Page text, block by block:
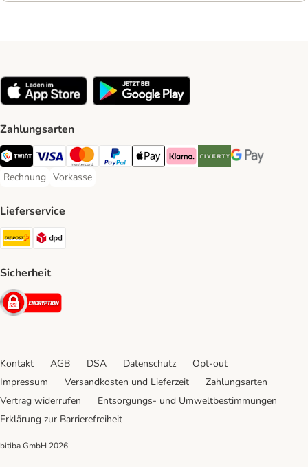
Zahlungsarten
TWINT Payment Method
Visa Payment Method
MasterCard Payment Method
PayPal Payment Method
Apple Pay Payment Method
Klarna Payment Method
Riverty Payment Method
Google Pay
Rechnung
Rechnung Payment Method
Vorkasse
Vorkasse Payment Method
Lieferservice
Die Post Shipping Method
Sicherheit
Security
Kontakt AGB DSA Datenschutz
Opt-out
Impressum
Versandkosten und Lieferzeit
Zahlungsarten
Vertrag widerrufen
Entsorgungs- und Umweltbestimmungen
Erklärung zur Barrierefreiheit
bitiba GmbH 2026